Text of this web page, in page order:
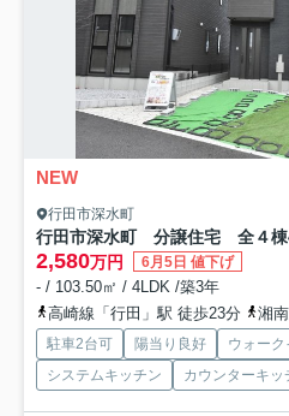
NEW
行田市深水町
行田市深水町 分譲住宅 全４棟
2,580万円 6月5日 値下げ
- / 103.50㎡ / 4LDK /築3年
高崎線「行田」駅 徒歩23分
湘南
駐車2台可 陽当り良好
ウォーク
システムキッチン
カウンターキッ